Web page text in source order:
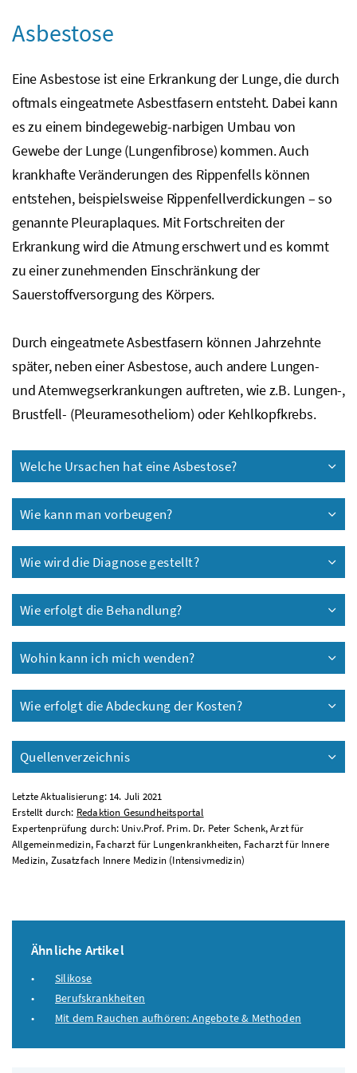
Asbestose
Eine Asbestose ist eine Erkrankung der Lunge, die durch
oftmals eingeatmete Asbestfasern entsteht. Dabei kann
es zu einem bindegewebig-narbigen Umbau von
Gewebe der Lunge (Lungenfibrose) kommen. Auch
krankhafte Veränderungen des Rippenfells können
entstehen, beispielsweise Rippenfellverdickungen – so
genannte Pleuraplaques. Mit Fortschreiten der
Erkrankung wird die Atmung erschwert und es kommt
zu einer zunehmenden Einschränkung der
Sauerstoffversorgung des Körpers.
Durch eingeatmete Asbestfasern können Jahrzehnte
später, neben einer Asbestose, auch andere Lungen-
und Atemwegserkrankungen auftreten, wiez.B.Lungen-,
Brustfell- (Pleuramesotheliom) oder Kehlkopfkrebs.
Welche Ursachen hat eine Asbestose?
Wie kann man vorbeugen?
Wie wird die Diagnose gestellt?
Wie erfolgt die Behandlung?
Wohin kann ich mich wenden?
Wie erfolgt die Abdeckung der Kosten?
Quellenverzeichnis
Letzte Aktualisierung: 14. Juli 2021
Erstellt durch: Redaktion Gesundheitsportal
Expertenprüfung durch: Univ.Prof. Prim. Dr. Peter Schenk, Arzt für
Allgemeinmedizin, Facharzt für Lungenkrankheiten, Facharzt für Innere
Medizin, Zusatzfach Innere Medizin (Intensivmedizin)
Ähnliche Artikel
Silikose
Berufskrankheiten
Mit dem Rauchen aufhören: Angebote & Methoden